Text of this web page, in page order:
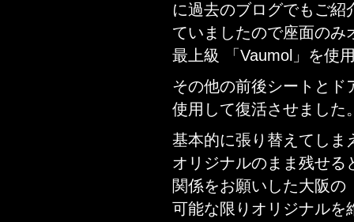
に過去のブログでもご
ていましたので座面のみ
最上級 「Vaumol」を使
その他の前後シートとド
使用して復活させました
基本的に張り替えてしま
オリジナルのまま残せる
関係をお願いした大阪の
可能な限りオリジナルを